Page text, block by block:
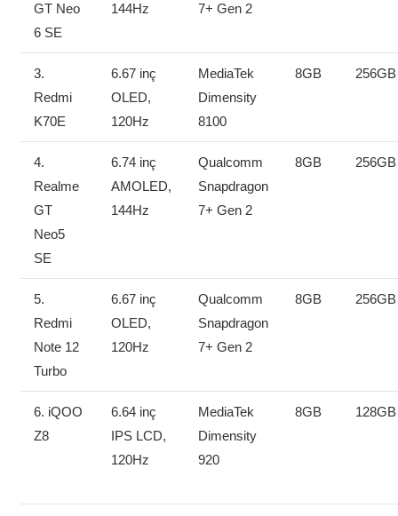
GT Neo
6 SE
144Hz
7+ Gen 2
3.
Redmi
K70E
6.67 inç
OLED,
120Hz
MediaTek
Dimensity
8100
8GB 256GB
4.
Realme
GT
Neo5
SE
6.74 inç
AMOLED,
144Hz
Qualcomm
Snapdragon
7+ Gen 2
8GB 256GB
5.
Redmi
Note 12
Turbo
6.67 inç
OLED,
120Hz
Qualcomm
Snapdragon
7+ Gen 2
8GB 256GB
6. iQOO
Z8
6.64 inç
IPS LCD,
120Hz
MediaTek
Dimensity
920
8GB 128GB